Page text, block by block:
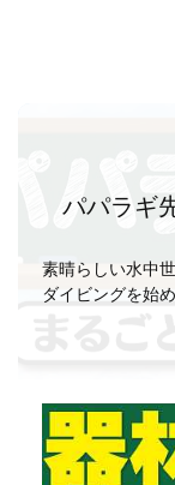
パパラギ
素晴らしい水中
ダイビングを始
業の国内最大規
の初心者ダイビ
ストラクターは
で！】 年間ファ